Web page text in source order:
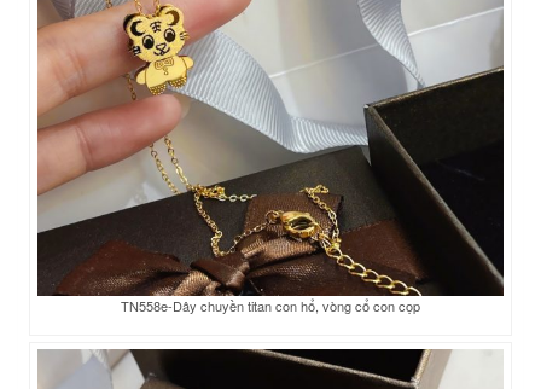
TN558e-Dây chuyền titan con hổ, vòng cổ con cọp